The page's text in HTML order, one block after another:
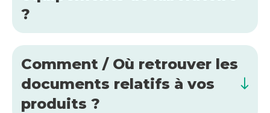
?
Comment / Où retrouver les
documents relatifs à vos
produits ?